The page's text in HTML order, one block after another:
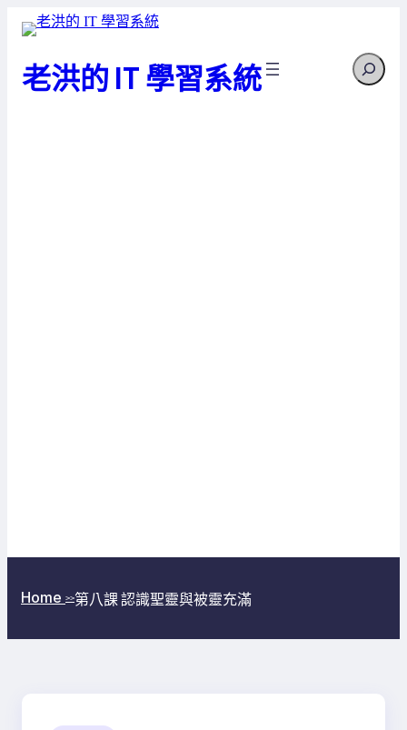
老洪的 IT 學習系統 Search
Home >>第八課 認識聖靈與被靈充滿